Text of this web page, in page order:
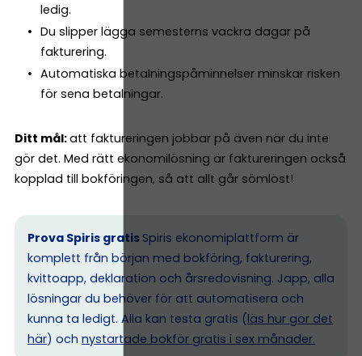
ledig.
Du slipper lägga semesterns vackra dagar på
fakturering.
Automatiska betalningspåminnelser minskar risken
för sena betalningar.
Ditt mål:att faktureringen jobbar på även när du inte
gör det. Med rätt ekonomilösning är faktureringen också
kopplad till bokföringen, så att allt går sömlöst!
Prova Spiris gratis Spiris ekonomiplattform är
komplett från början med bokföring, fakturering,
kvittoapp, deklaration och årsredovisning. Japp, alla
lösningar du behöver för att automatisera och
kunna ta ledigt. Alla kan testa gratis (läs hur gör det
här) och nystartade bokför gratis i sex månader.